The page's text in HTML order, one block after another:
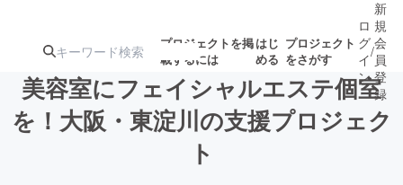
プロジェクトを掲
載するには
はじ
める
プロジェクト
をさがす
注目の新着プロ
ロ
グ
イ
ン
/
新
規
会
員
登
録
美容室にフェイシャルエステ個室
を！大阪・東淀川の支援プロジェク
ト